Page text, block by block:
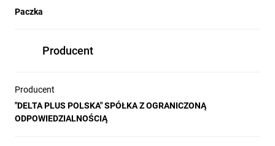
Paczka
Producent
Producent
"DELTA PLUS POLSKA" SPÓŁKA Z OGRANICZONĄ
ODPOWIEDZIALNOŚCIĄ